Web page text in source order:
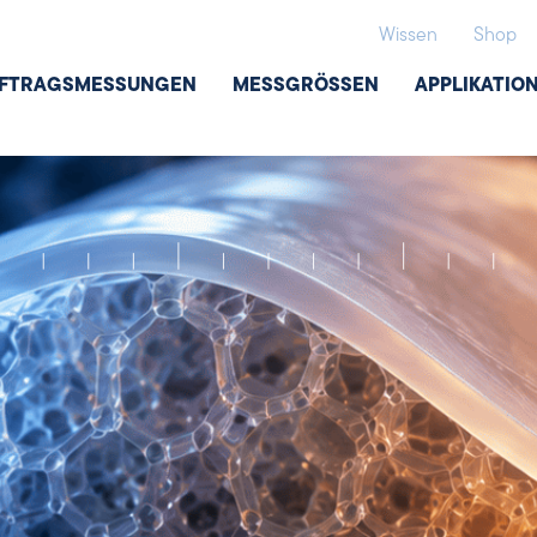
Wissen Shop
MESSGRÖSSEN